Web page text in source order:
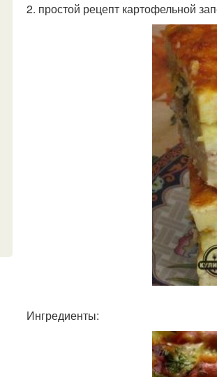
2. простой рецепт картофельной
Ингредиенты: